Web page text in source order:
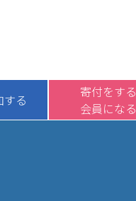
る
寄付をする
会員になる